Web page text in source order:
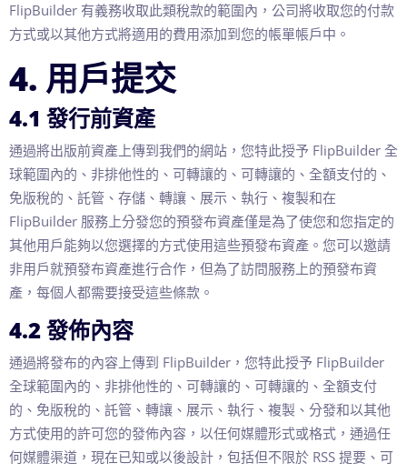
FlipBuilder 有義務收取此類稅款的範圍內，公司將收取您的付款
方式或以其他方式將適用的費用添加到您的帳單帳戶中。
4. 用戶提交
4.1 發行前資產
通過將出版前資產上傳到我們的網站，您特此授予 FlipBuilder 全
球範圍內的、非排他性的、可轉讓的、可轉讓的、全額支付的、
免版稅的、託管、存儲、轉讓、展示、執行、複製和在
FlipBuilder 服務上分發您的預發布資產僅是為了使您和您指定的
其他用戶能夠以您選擇的方式使用這些預發布資產。您可以邀請
非用戶就預發布資產進行合作，但為了訪問服務上的預發布資
產，每個人都需要接受這些條款。
4.2 發佈內容
通過將發布的內容上傳到 FlipBuilder，您特此授予 FlipBuilder
全球範圍內的、非排他性的、可轉讓的、可轉讓的、全額支付
的、免版稅的、託管、轉讓、展示、執行、複製、分發和以其他
方式使用的許可您的發佈內容，以任何媒體形式或格式，通過任
何媒體渠道，現在已知或以後設計，包括但不限於 RSS 提要、可